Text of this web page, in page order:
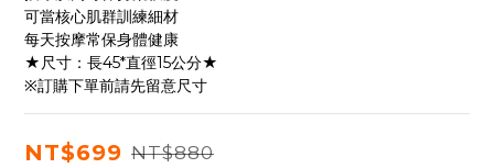
可當核心肌群訓練細材
每天按摩常保身體健康
★尺寸：長45*直徑15公分★
※訂購下單前請先留意尺寸
NT$699 NT$880